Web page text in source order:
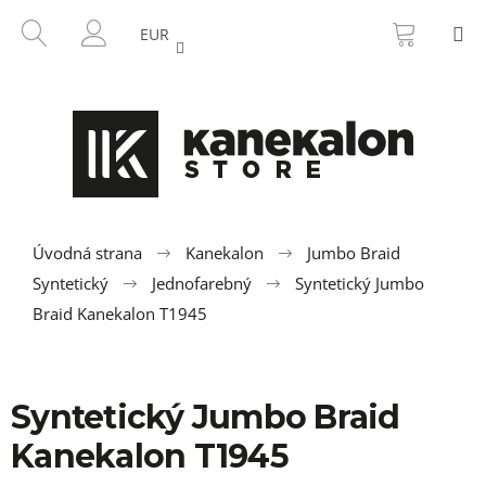
HĽADAŤ
PRIHLÁSENIE
EUR KOŠÍK
Úvodná strana Kanekalon
Jumbo Braid
Syntetický
Jednofarebný
Syntetický Jumbo
Braid Kanekalon T1945
Syntetický Jumbo Braid
Kanekalon T1945
SPÄŤ
SPÄŤ
e
b
e
t
e